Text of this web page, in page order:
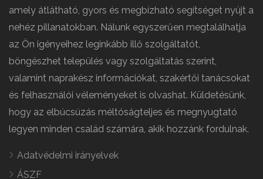
amely átlátható, gyors és megbízható segítséget nyújt a
nehéz pillanatokban. Nálunk egyszerűen megtalálhatja
az Ön igényeihez leginkább illő szolgáltatót,
böngészhet település vagy szolgáltatás szerint,
valamint naprakész információkat, szakértői tanácsokat
és felhasználói véleményeket is olvashat. Küldetésünk,
hogy az elbúcsúzás méltóságteljes és megnyugtató
legyen minden család számára, akik hozzánk fordulnak.
Adatvédelmi irányelvek
ÁSZF